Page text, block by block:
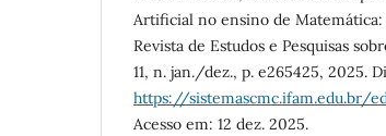
Artificial no ensino de
Revista de Estudos e Pesquisas
11, n. jan./dez., p. e265425, 2025.
https://
Acesso em: 12 dez. 2025.